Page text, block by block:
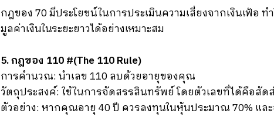
กฎของ 70 มีประโยชน์ในการประเมินความเสี่ยงจากเงินเฟ้
มูลค่าเงินในระยะยาวได้อย่างเหมาะสม
5. กฎของ 110 #(The 110 Rule)
การคำนวณ: นำเลข 110 ลบด้วยอายุของคุณ
วัตถุประสงค์: ใช้ในการจัดสรรสินทรัพย์ โดยตัวเลขที่ได้คือสั
ตัวอย่าง: หากคุณอายุ 40 ปี ควรลงทุนในหุ้นประมาณ 70% แล